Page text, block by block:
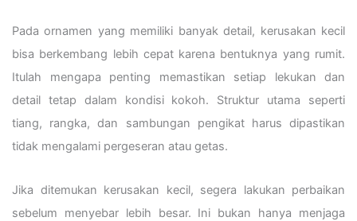
Pada ornamen yang memiliki banyak detail, kerusakan kecil
bisa berkembang lebih cepat karena bentuknya yang rumit.
Itulah mengapa penting memastikan setiap lekukan dan
detail tetap dalam kondisi kokoh. Struktur utama seperti
tiang, rangka, dan sambungan pengikat harus dipastikan
tidak mengalami pergeseran atau getas.
Jika ditemukan kerusakan kecil, segera lakukan perbaikan
sebelum menyebar lebih besar. Ini bukan hanya menjaga